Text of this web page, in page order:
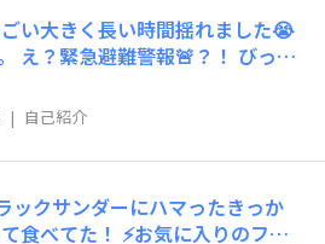
い大きく長い時間揺れました😭
緊急避難警報🚨？！ びっく
似合いです♪ 東京工場が、大学
した。 その時気付いていれば〜
ブラックサンダーに
っていたのをきっかけに、食べる
| 自己紹介